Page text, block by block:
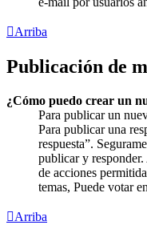
Arriba
Publicación de
¿Cómo puedo crear un
Para publicar un
Para publicar una
respuesta”.
publicar y
de acciones
temas, Puede votar
Arriba